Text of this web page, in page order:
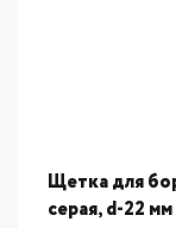
Щетка для
серая, d-22 мм